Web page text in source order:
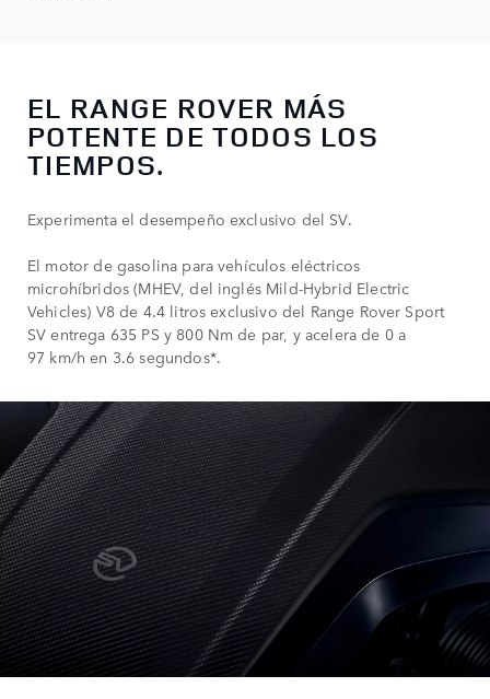
EL RANGE ROVER MÁS
POTENTE DE TODOS LOS
TIEMPOS.
Experimenta el desempeño exclusivo del SV.
El motor de gasolina para vehículos eléctricos
microhíbridos (MHEV, del inglés Mild-Hybrid Electric
Vehicles) V8 de 4.4 litros exclusivo del Range Rover Sport
SV entrega 635 PS y 800 Nm de par, y acelera de 0 a
97 km/h en 3.6 segundos*.